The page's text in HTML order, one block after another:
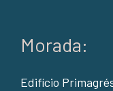
Morada:
Edifício